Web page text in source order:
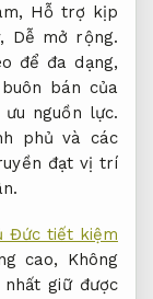
Hỗ trợ kịp
Dễ mở rộng.
để đa dạng,
bán của
ưu nguồn lực.
phủ và các
đạt vị trí
Đức tiết kiệm
cao, Không
giữ được